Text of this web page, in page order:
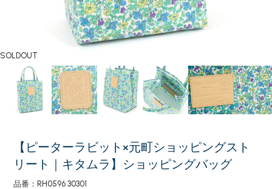
SOLDOUT
【ピーターラビット×元町ショッピングスト
リート｜キタムラ】ショッピングバッグ
品番：RH0596 30301